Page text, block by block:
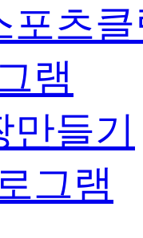
포츠
램
만들기
그램